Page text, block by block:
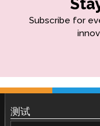
Subscribe for
测试